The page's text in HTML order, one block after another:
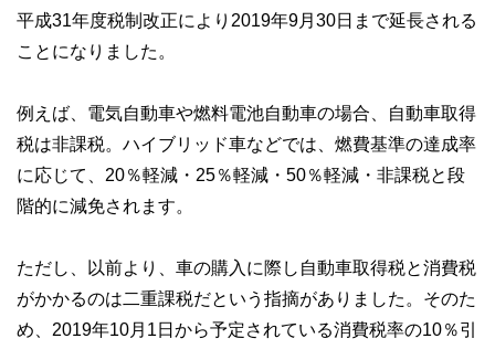
平成31年度税制改正により2019年9月30日まで延長される
ことになりました。
例えば、電気自動車や燃料電池自動車の場合、自動車取得
税は非課税。ハイブリッド車などでは、燃費基準の達成率
に応じて、20％軽減・25％軽減・50％軽減・非課税と段
階的に減免されます。
ただし、以前より、車の購入に際し自動車取得税と消費税
がかかるのは二重課税だという指摘がありました。そのた
め、2019年10月1日から予定されている消費税率の10％引